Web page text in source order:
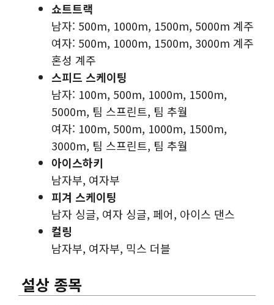
쇼트트랙
남자: 500m, 1000m, 1500m, 5000m 계주
여자: 500m, 1000m, 1500m, 3000m 계주
혼성 계주
스피드 스케이팅
남자: 100m, 500m, 1000m, 1500m,
5000m, 팀 스프린트, 팀 추월
여자: 100m, 500m, 1000m, 1500m,
3000m, 팀 스프린트, 팀 추월
아이스하키
남자부, 여자부
피겨 스케이팅
남자 싱글, 여자 싱글, 페어, 아이스 댄스
컬링
남자부, 여자부, 믹스 더블
설상 종목